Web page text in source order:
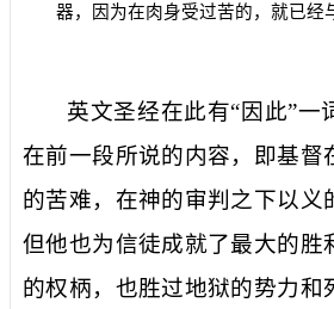
器，因为在肉身受过苦的，就已经
英文圣经在此有“因此”一
在前一段所说的内容，即基督
的苦难，在神的审判之下以义
但他也为信徒成就了最大的胜
的权柄，也胜过地狱的势力和